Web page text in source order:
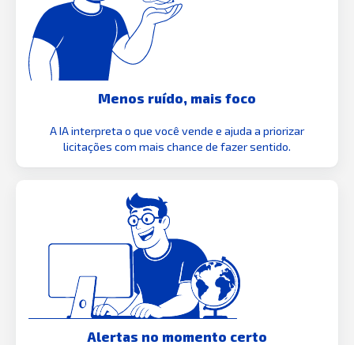
Menos ruído, mais foco
A IA interpreta o que você vende e ajuda a priorizar
licitações com mais chance de fazer sentido.
Alertas no momento certo